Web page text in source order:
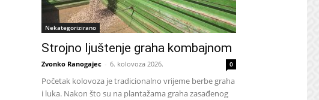
Nekategorizirano
Strojno ljuštenje graha kombajnom
Zvonko Ranogajec - 6. kolovoza 2026. 0
Početak kolovoza je tradicionalno vrijeme berbe graha
i luka. Nakon što su na plantažama graha zasađenog